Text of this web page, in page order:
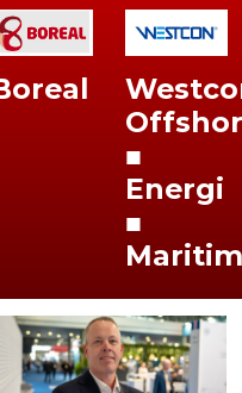
■
Energi
■
Maritim